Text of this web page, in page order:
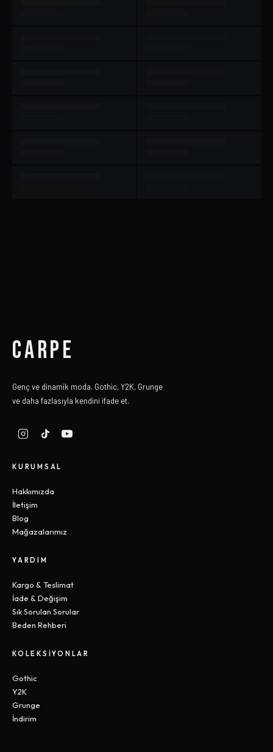
CARPE
Genç ve dinamik moda. Gothic, Y2K, Grunge
ve daha fazlasıyla kendini ifade et.
KURUMSAL
Hakkımızda
İletişim
Blog
Mağazalarımız
YARDIM
Kargo & Teslimat
İade & Değişim
Sık Sorulan Sorular
Beden Rehberi
KOLEKSIYONLAR
Gothic
Y2K
Grunge
İndirim